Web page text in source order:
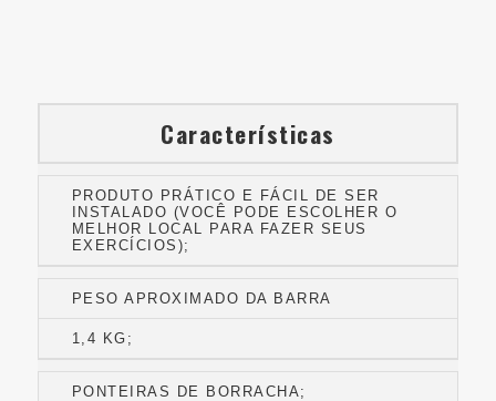
Características
PRODUTO PRÁTICO E FÁCIL DE SER
INSTALADO (VOCÊ PODE ESCOLHER O
MELHOR LOCAL PARA FAZER SEUS
EXERCÍCIOS);
PESO APROXIMADO DA BARRA
1,4 KG;
PONTEIRAS DE BORRACHA;